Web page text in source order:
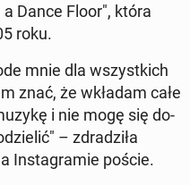
Dance Floor", która
roku.
mnie dla wszyst­kich
znać, że wkładam całe
i nie mogę się do­
– zdra­dzi­ła
In­sta­gra­mie poście.